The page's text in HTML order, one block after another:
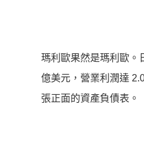
瑪利歐果然是瑪利歐。
億美元，營業利潤達
張正面的資產負債表。